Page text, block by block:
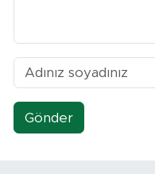
Gönder